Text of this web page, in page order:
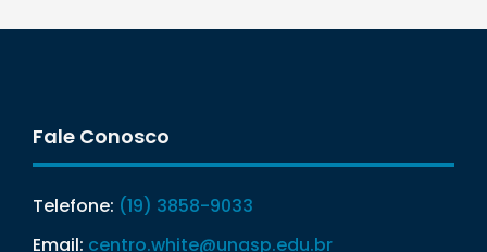
Fale Conosco
Telefone: (19) 3858-9033
Email: centro.white@unasp.edu.br